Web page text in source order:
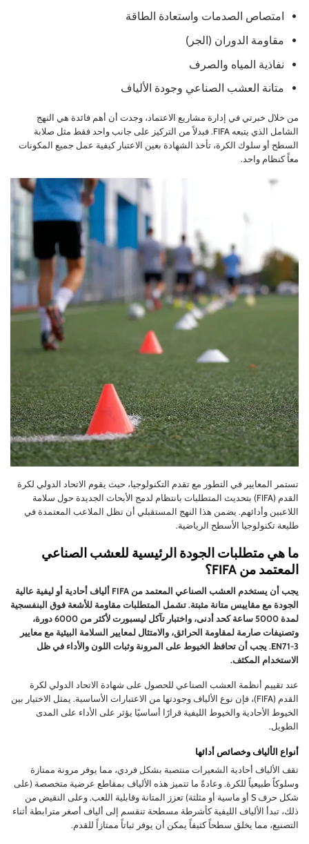
امتصاص الصدمات واستعادة الطاقة
مقاومة الدوران (الجر)
نفاذية المياه والصرف
متانة العشب الصناعي وجودة الألياف
من خلال خبرتي في إدارة مشاريع الاعتماد، وجدت أن أهم فائدة هي النهج
الشامل الذي يتبعه FIFA. فبدلاً من التركيز على جانب واحد فقط مثل صلابة
السطح أو سلوك الكرة، تأخذ الشهادة بعين الاعتبار كيفية عمل جميع المكونات
معاً كنظام واحد.
تستمر المعايير في التطور مع تقدم التكنولوجيا، حيث يقوم الاتحاد الدولي لكرة
القدم (FIFA) بتحديث المتطلبات بانتظام لدمج الأبحاث الجديدة حول سلامة
اللاعبين وأدائهم. يضمن هذا النهج المستقبلي أن تظل الملاعب المعتمدة في
طليعة تكنولوجيا الأسطح الرياضية.
ما هي متطلبات الجودة الرئيسية للعشب الصناعي
المعتمد من FIFA؟
يجب أن يستخدم العشب الصناعي المعتمد من FIFA ألياف أحادية أو ليفية عالية
الجودة مع مقاييس متانة مثبتة. تشمل المتطلبات مقاومة للأشعة فوق البنفسجية
لمدة 5000 ساعة كحد أدنى، واختبار تآكل ليسبورت لأكثر من 6000 دورة،
وتصنيفات صارمة لمقاومة الحرائق، والامتثال لمعايير السلامة البيئية مع معايير
EN71-3. يجب أن تحافظ الخيوط على المرونة وثبات اللون والأداء في ظل
الاستخدام المكثف.
عند تقييم أنظمة العشب الصناعي للحصول على شهادة الاتحاد الدولي لكرة
القدم (FIFA)، فإن نوع الألياف وجودتها من الاعتبارات الأساسية. يمثل الاختيار بين
الخيوط الأحادية والخيوط الليفية قرارًا أساسيًا يؤثر على الأداء على المدى
الطويل.
أنواع الألياف وخصائص أدائها
تقف الألياف أحادية الشعيرات منتصبة بشكل فردي، مما يوفر مرونة ممتازة
وسلوكاً طبيعياً للكرة. وعادةً ما تتميز هذه الألياف بمقاطع عرضية متخصصة (على
شكل حرف S أو ماسية أو مثلثة) تعزز المتانة وقابلية اللعب. وعلى النقيض من
ذلك، تبدأ الألياف الليفية كأشرطة مسطحة تنقسم إلى ألياف أصغر مترابطة أثناء
التصنيع، مما يخلق سطحاً كثيفاً يمكن أن يوفر ثباتاً ممتازاً للقدم.